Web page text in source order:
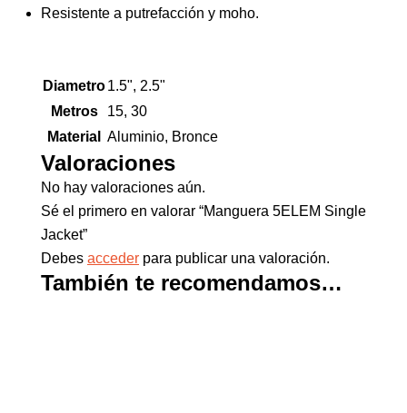
Resistente a putrefacción y moho.
Diametro1.5", 2.5"
Metros
15, 30
Material
Aluminio, Bronce
Valoraciones
No hay valoraciones aún.
Sé el primero en valorar “Manguera 5ELEM Single
Jacket”
Debes acceder para publicar una valoración.
También te recomendamos…